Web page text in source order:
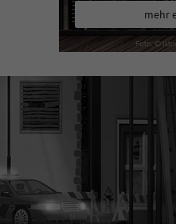
mehr